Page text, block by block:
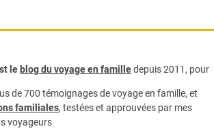
le blog du voyage en familledepuis 2011, pour
de 700 témoignages devoyage en famille, et
familiales, testées et approuvées par mes
voyageurs